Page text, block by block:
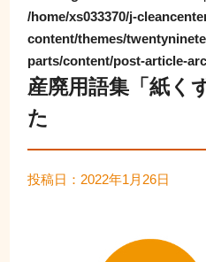
/home/xs033370/j-
content/themes/
parts/content/post-article-
産廃用語集「紙く
た
投稿日：2022年1月26日